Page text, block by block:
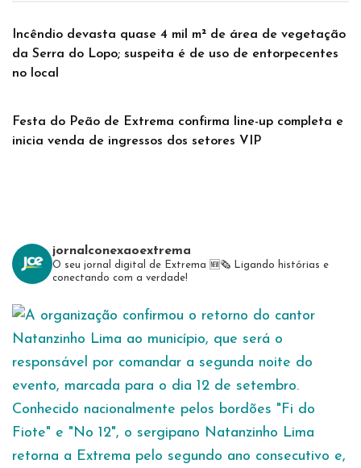
Incêndio devasta quase 4 mil m² de área de vegetação
da Serra do Lopo; suspeita é de uso de entorpecentes
no local
Festa do Peão de Extrema confirma line-up completa e
inicia venda de ingressos dos setores VIP
jornalconexaoextrema
O seu jornal digital de Extrema 🆕️🗞 Ligando histórias e
conectando com a verdade!